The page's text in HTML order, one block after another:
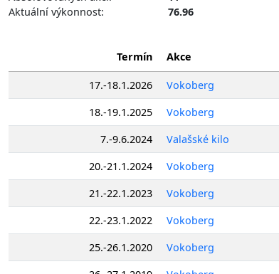
Aktuální výkonnost:
76.96
Termín Akce
17.-18.1.2026 Vokoberg
18.-19.1.2025
Vokoberg
7.-9.6.2024
Valašské kilo
20.-21.1.2024
Vokoberg
21.-22.1.2023
Vokoberg
22.-23.1.2022
Vokoberg
25.-26.1.2020
Vokoberg